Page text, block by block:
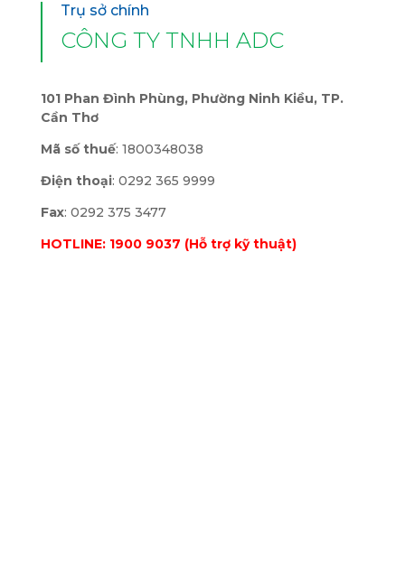
Trụ sở chính
CÔNG TY TNHH ADC
101 Phan Đình Phùng, Phường Ninh Kiều, TP.
Cần Thơ
Mã số thuế: 1800348038
Điện thoại: 0292 365 9999
Fax: 0292 375 3477
HOTLINE: 1900 9037 (Hỗ trợ kỹ thuật)